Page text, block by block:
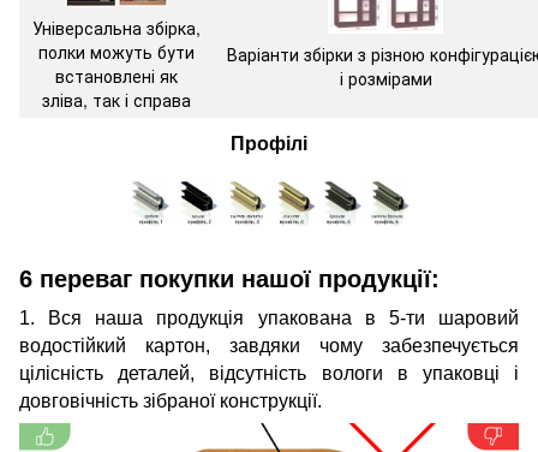
Універсальна збірка,
полки можуть бути
встановлені як
зліва, так і справа
Варіанти збірки з різною
і розмірами
Профілі
6 переваг покупки нашої продукції:
1. Вся наша продукція упакована в 5-ти шаровий
водостійкий картон, завдяки чому забезпечується
цілісність деталей, відсутність вологи в упаковці і
довговічність зібраної конструкції.